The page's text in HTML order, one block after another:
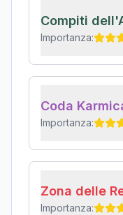
Compiti
Importanza:
Coda
Importanza:
Zona delle
Importanza: